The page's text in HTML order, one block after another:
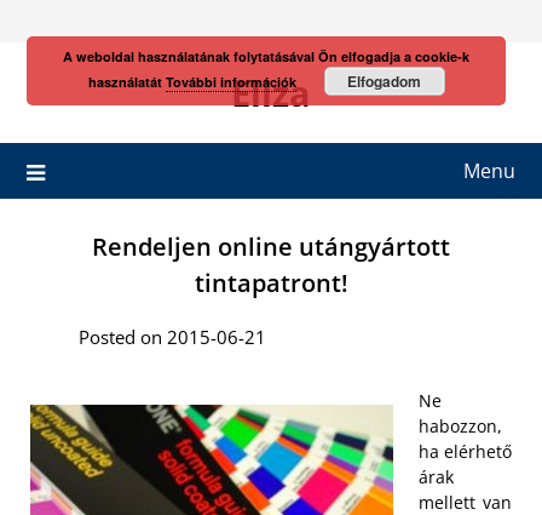
Eliza
Menu
Rendeljen online utángyártott
tintapatront!
Posted on 2015-06-21
Ne
habozzon,
ha elérhető
árak
mellett van
A weboldal használatának folytatásával Ön elfogadja a cookie-k
használatát További információk Elfogadom